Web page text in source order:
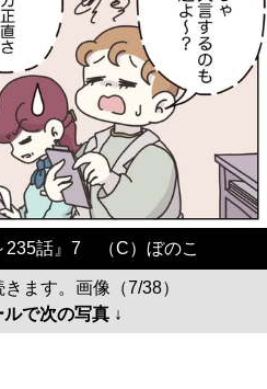
235話』7 （C）ぼのこ
ます。画像（7/38）
ルで次の写真 ↓